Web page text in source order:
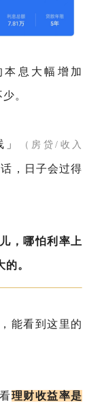
息大幅增加
。
（房贷/收入
，日子会过得
，哪怕利率上
。
能看到这里的
理财收益率是